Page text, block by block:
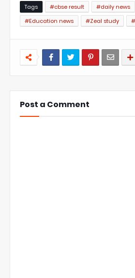
Tags #cbse result
#daily news
#Education news
#Zeal study
Post a Comment